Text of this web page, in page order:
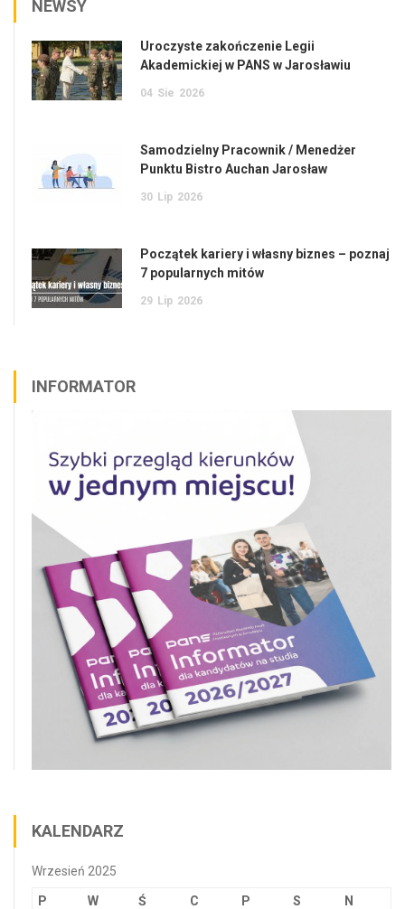
NEWSY
Uroczyste zakończenie Legii
Akademickiej w PANS w Jarosławiu
04 Sie 2026
Samodzielny Pracownik / Menedżer
Punktu Bistro Auchan Jarosław
30 Lip 2026
Początek kariery i własny biznes – poznaj
7 popularnych mitów
29 Lip 2026
INFORMATOR
KALENDARZ
Wrzesień 2025
P W Ś C P S N